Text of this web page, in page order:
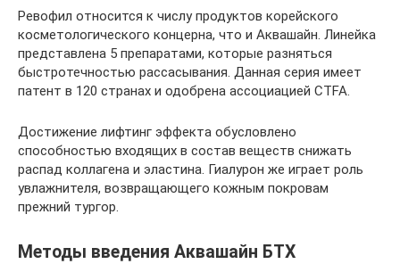
Ревофил относится к числу продуктов корейского
косметологического концерна, что и Аквашайн. Линейка
представлена 5 препаратами, которые разняться
быстротечностью рассасывания. Данная серия имеет
патент в 120 странах и одобрена ассоциацией CTFA.
Достижение лифтинг эффекта обусловлено
способностью входящих в состав веществ снижать
распад коллагена и эластина. Гиалурон же играет роль
увлажнителя, возвращающего кожным покровам
прежний тургор.
Методы введения Аквашайн БТХ